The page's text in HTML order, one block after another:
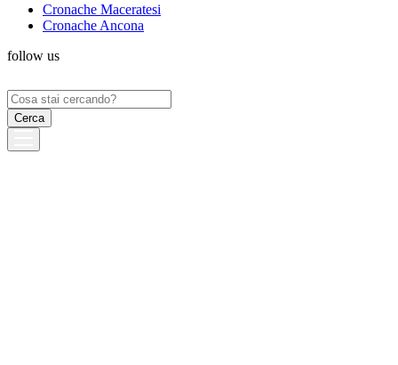
Cronache Maceratesi
Cronache Ancona
follow us
Ricerca
per: